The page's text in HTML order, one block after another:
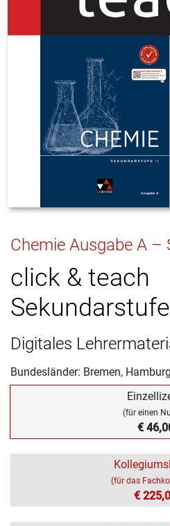
Chemie Ausgabe A –
click & teach
Digitales
Bundesländer: Bremen,
(für einen
€
(für das
€